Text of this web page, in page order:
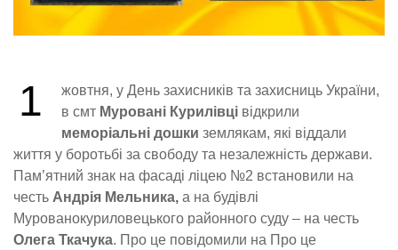
1
жовтня, у День захисників та захисниць України,
в смт Муровані Курилівці відкрили
меморіальні дошки землякам, які віддали
життя у боротьбі за свободу та незалежність держави.
Пам’ятний знак на фасаді ліцею №2 встановили на
честь Андрія Мельника, а на будівлі
Мурованокуриловецького районного суду – на честь
Олега Ткачука. Про це повідомили на Про це